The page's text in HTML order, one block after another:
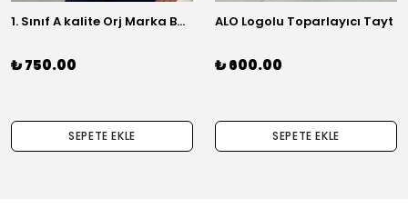
1. Sınıf A kalite Orj Marka Basic Gömlek
₺ 750.00
SEPETE EKLE
ALO Logolu Toparlayıcı Tayt
₺ 600.00
SEPETE EKLE